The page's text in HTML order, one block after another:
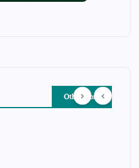
Other Story